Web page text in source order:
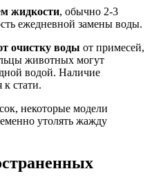
жидкости, обычно 2-3
ежедневной замены воды.
очистку воды от примесей,
животных могут
водой. Наличие
к стати.
некоторые модели
утолять жажду